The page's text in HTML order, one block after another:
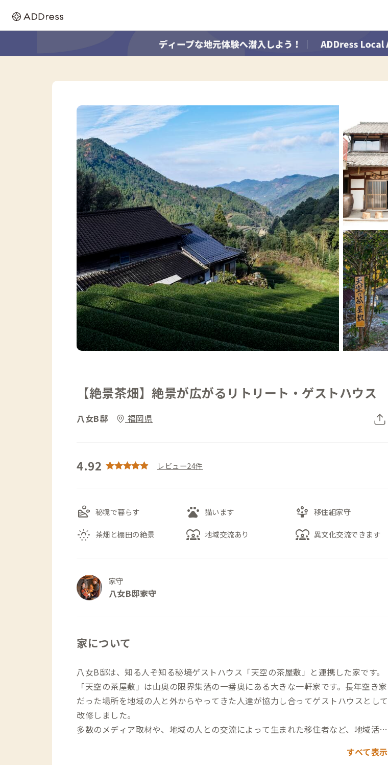
【絶景茶畑】絶景が広がるリトリート・ゲストハウス
八女B邸 福岡県
4.92 レビュー24件
landslide 秘境で暮らす pets 猫います person_play 移住組家守
sunny_snowing 茶畑と棚田の絶景 diversity_1 地域交流あり diversity_1 異文化交流できます
家守
八女B邸家守
家について
八女B邸は、知る人ぞ知る秘境ゲストハウス「天空の茶屋敷」と連携した家です。
「天空の茶屋敷」は山奥の限界集落の一番奥にある大きな一軒家です。長年空き家
だった場所を地域の人と外からやってきた人達が協力し合ってゲストハウスとして
改修しました。
多数のメディア取材や、地域の人との交流によって生まれた移住者など、地域活性
家守は長年の海外放浪の果てにこの地へ移住しました。また、家守の奥様が海外出
すべて表示